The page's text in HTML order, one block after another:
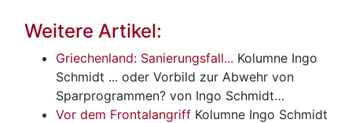
Weitere Artikel:
Griechenland: Sanierungsfall... Kolumne Ingo
Schmidt ... oder Vorbild zur Abwehr von
Sparprogrammen? von Ingo Schmidt…
Vor dem Frontalangriff Kolumne Ingo Schmidt